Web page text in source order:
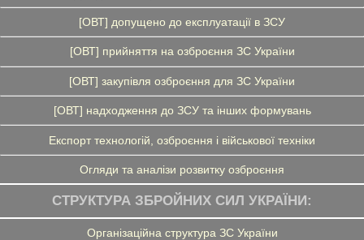
[ОВТ] допущено до експлуатації в ЗСУ
[ОВТ] прийняття на озброєння ЗС України
[ОВТ] закупівля озброєння для ЗС України
[ОВТ] надходження до ЗСУ та інших формувань
Експорт технологій, озброєння і військової техніки
Огляди та аналізи розвитку озброєння
СТРУКТУРА ЗБРОЙНИХ СИЛ УКРАЇНИ:
Організаційна структура ЗС України